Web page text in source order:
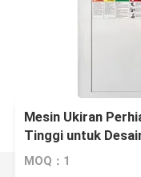
Mesin Ukiran
Tinggi untuk
MOQ：1